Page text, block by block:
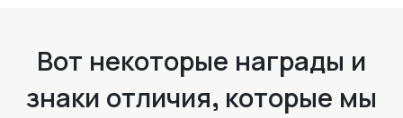
Вот некоторые награды и
знаки отличия, которые мы